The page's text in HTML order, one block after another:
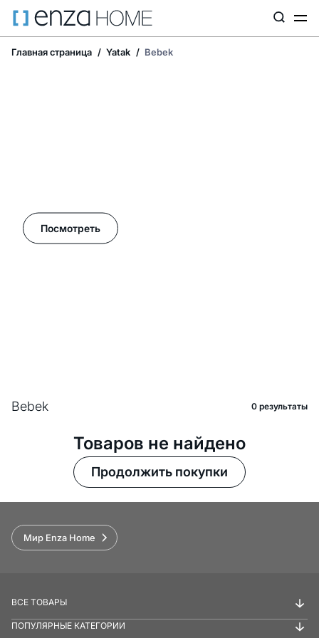
Главная страница Yatak Bebek
Посмотреть
Bebek 0 pезультаты
Товаров не найдено
Продолжить покупки
Мир Enza Home
ВСЕ ТОВАРЫ
ПОПУЛЯРНЫЕ КАТЕГОРИИ